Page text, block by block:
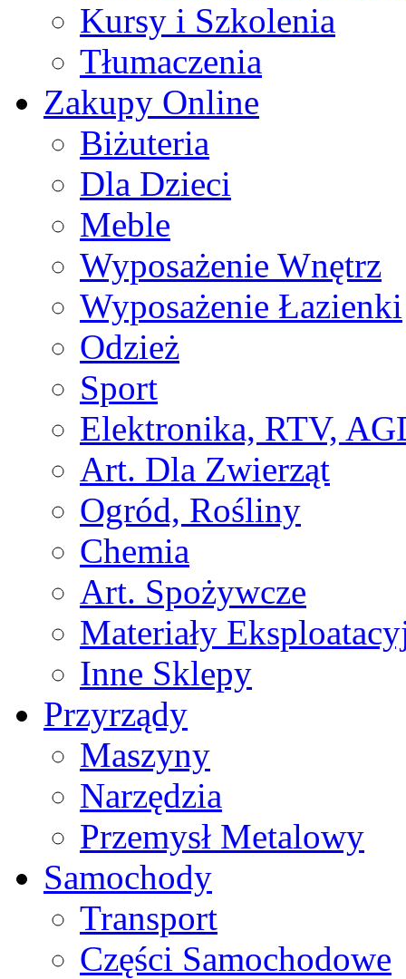
Kursy i Szkolenia
Tłumaczenia
Zakupy Online
Biżuteria
Dla Dzieci
Meble
Wyposażenie Wnętrz
Wyposażenie Łazienki
Odzież
Sport
Elektronika, RTV,
Art. Dla Zwierząt
Ogród, Rośliny
Chemia
Art. Spożywcze
Materiały
Inne Sklepy
Przyrządy
Maszyny
Narzędzia
Przemysł Metalowy
Samochody
Transport
Części Samochodowe